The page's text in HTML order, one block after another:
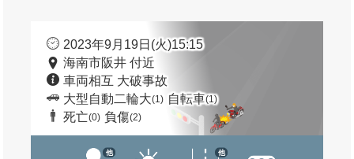
2023年9月19日(火)15:15
海南市阪井 付近
車両相互 大破事故
大型自動二輪大(1) 自転車(1)
死亡(0) 負傷(2)
他 他